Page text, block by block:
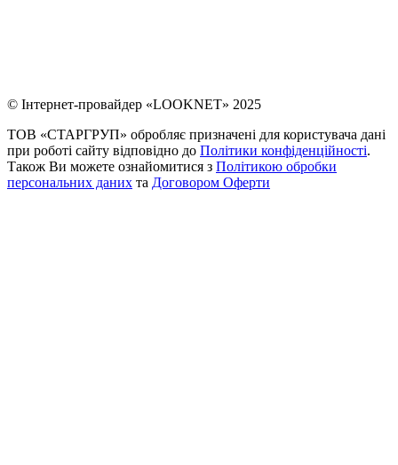
© Інтернет-провайдер «LOOKNET» 2025
ТОВ «СТАРГРУП» обробляє призначені для користувача дані
при роботі сайту відповідно до Політики конфіденційності.
Також Ви можете ознайомитися з Політикою обробки
персональних даних та Договором Оферти